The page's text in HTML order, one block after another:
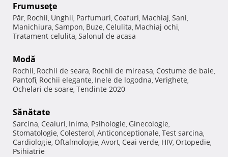
Frumuseţe
Păr, Rochii, Unghii, Parfumuri, Coafuri, Machiaj, Sani,
Manichiura, Sampon, Buze, Celulita, Machiaj ochi,
Tratament celulita, Salonul de acasa
Modă
Rochii, Rochii de seara, Rochii de mireasa, Costume de baie,
Pantofi, Rochii elegante, Inele de logodna, Verighete,
Ochelari de soare, Tendinte 2020
Sănătate
Sarcina, Ceaiuri, Inima, Psihologie, Ginecologie,
Stomatologie, Colesterol, Anticonceptionale, Test sarcina,
Cardiologie, Oftalmologie, Avort, Ceai verde, HIV, Ortopedie,
Psihiatrie